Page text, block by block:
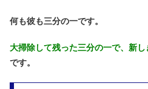
何も彼も三分の一です。
大掃除して残った三分の一で、新し
です。